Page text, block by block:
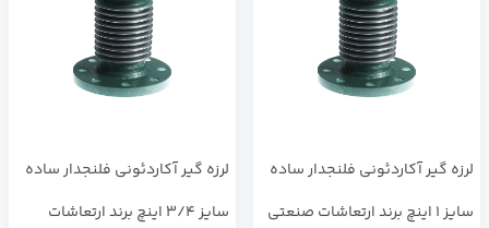
لرزه گیر آکاردئونی فلنجدار ساده
سایز 1 اینچ برند ارتعاشات صنعتی
لرزه گیر آکاردئونی فلنجدار ساده
سایز 3/4 اینچ برند ارتعاشات